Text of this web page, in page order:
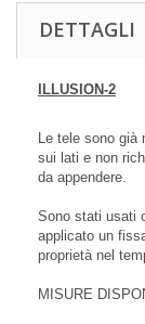
DETTAGLI
ILLUSION-2
Le tele sono già
sui lati e non
da appendere.
Sono stati usati
applicato un
proprietà nel
MISURE